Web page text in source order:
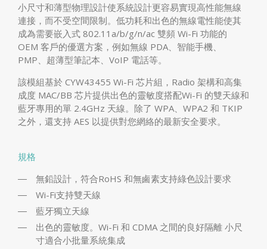
小尺寸和薄型物理設計使系統設計更容易實現高性能無線
連接，而不受空間限制。低功耗和出色的無線電性能使其
成為需要嵌入式 802.11a/b/g/n/ac 雙頻 Wi-Fi 功能的
OEM 客戶的優選方案，例如無線 PDA、智能手機、
PMP、超薄型筆記本、VoIP 電話等。
該模組基於 CYW43455 Wi-Fi 芯片組，Radio 架構和高集
成度 MAC/BB 芯片提供出色的靈敏度搭配Wi-Fi 的雙天線和
藍牙專用的單 2.4GHz 天線。除了 WPA、WPA2 和 TKIP
之外，還支持 AES 以提供對您網絡的最新安全要求。
規格
無鉛設計，符合RoHS 和無鹵素支持綠色設計要求
Wi-Fi支持雙天線
藍牙獨立天線
出色的靈敏度。Wi-Fi 和 CDMA 之間的良好隔離 小尺
寸適合小批量系統集成